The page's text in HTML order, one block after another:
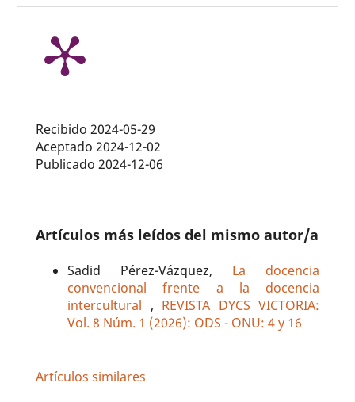
Recibido 2024-05-29
Aceptado 2024-12-02
Publicado 2024-12-06
Artículos más leídos del mismo autor/a
Sadid Pérez-Vázquez, La docencia
convencional frente a la docencia
intercultural , REVISTA DYCS VICTORIA:
Vol. 8 Núm. 1 (2026): ODS - ONU: 4 y 16
Artículos similares